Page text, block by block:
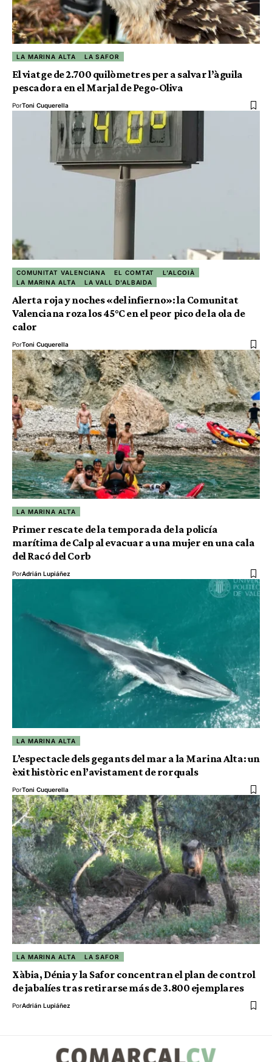
LA MARINA ALTA LA SAFOR
El viatge de 2.700 quilòmetres per a salvar l’àguila
pescadora en el Marjal de Pego-Oliva
PorToni Cuquerella
COMUNITAT VALENCIANA EL COMTAT
L'ALCOIÀ
LA MARINA ALTA
LA VALL D'ALBAIDA
Alerta roja y noches «del infierno»: la Comunitat
Valenciana roza los 45°C en el peor pico de la ola de
calor
PorToni Cuquerella
LA MARINA ALTA
Primer rescate de la temporada de la policía
marítima de Calp al evacuar a una mujer en una cala
del Racó del Corb
PorAdrián Lupiáñez
LA MARINA ALTA
L’espectacle dels gegants del mar a la Marina Alta: un
èxit històric en l’avistament de rorquals
PorToni Cuquerella
LA MARINA ALTA LA SAFOR
Xàbia, Dénia y la Safor concentran el plan de control
de jabalíes tras retirarse más de 3.800 ejemplares
PorAdrián Lupiáñez